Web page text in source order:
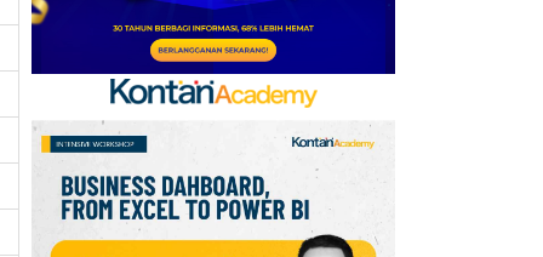
Ini Daftar Pihak yang
Menentang Gianni
Infantino
8
Krisis Migrasi Ancam
Status Maroko sebagai
Tuan Rumah Piala Dunia
2030